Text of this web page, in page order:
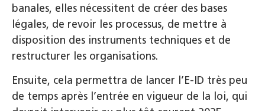
banales, elles nécessitent de créer des bases
légales, de revoir les processus, de mettre à
disposition des instruments techniques et de
restructurer les organisations.
Ensuite, cela permettra de lancer l’E-ID très peu
de temps après l’entrée en vigueur de la loi, qui